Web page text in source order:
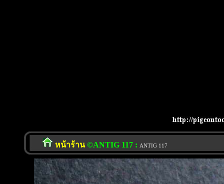
หน้าร้าน©ANTIG 117 : ANTIG 117